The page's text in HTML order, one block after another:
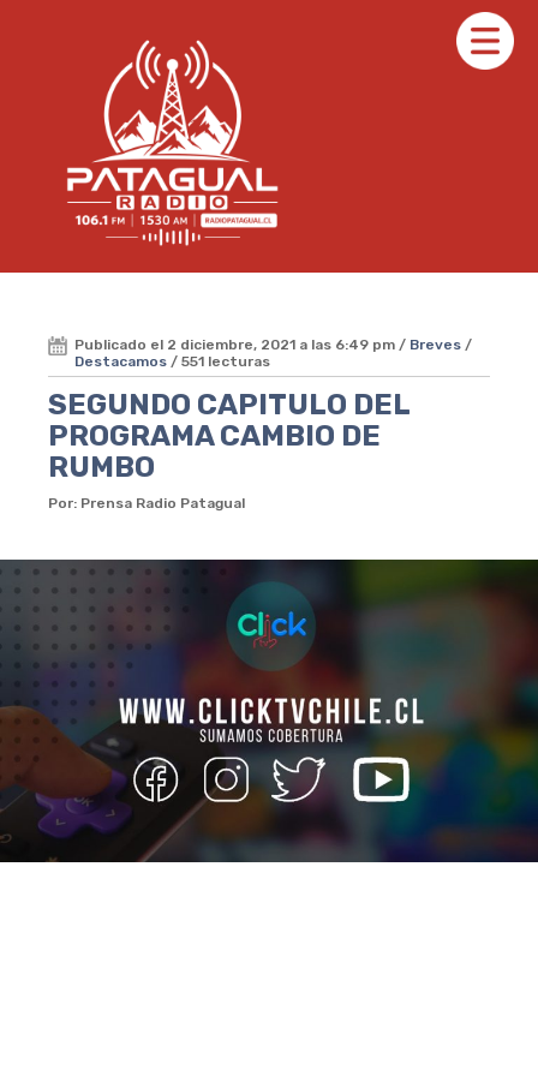
Publicado el 2 diciembre, 2021 a las 6:49 pm / Breves /
Destacamos / 551 lecturas
SEGUNDO CAPITULO DEL
PROGRAMA CAMBIO DE
RUMBO
Por: Prensa Radio Patagual